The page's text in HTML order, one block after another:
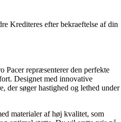
Krediteres efter bekraeftelse af din
Pacer repræsenterer den perfekte
Designet med innovative
der søger hastighed og lethed under
materialer af høj kvalitet, som